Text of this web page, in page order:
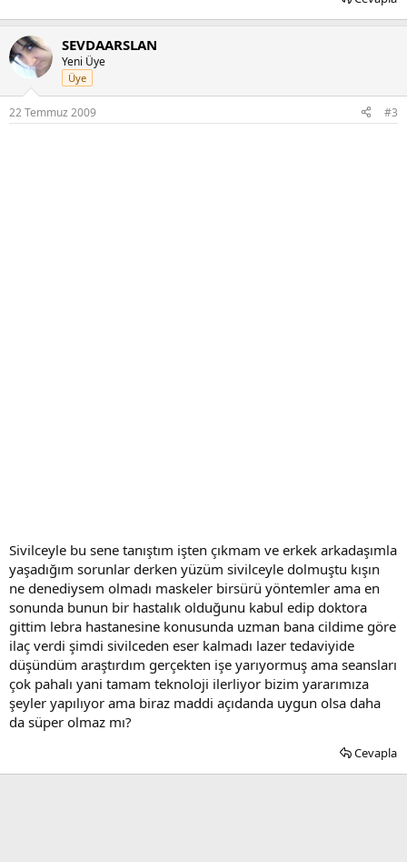
SEVDAARSLAN
Yeni Üye
Üye
22 Temmuz 2009 #3
Sivilceyle bu sene tanıştım işten çıkmam ve erkek arkadaşımla
yaşadığım sorunlar derken yüzüm sivilceyle dolmuştu kışın
ne denediysem olmadı maskeler birsürü yöntemler ama en
sonunda bunun bir hastalık olduğunu kabul edip doktora
gittim lebra hastanesine konusunda uzman bana cildime göre
ilaç verdi şimdi sivilceden eser kalmadı lazer tedaviyide
düşündüm araştırdım gerçekten işe yarıyormuş ama seansları
çok pahalı yani tamam teknoloji ilerliyor bizim yararımıza
şeyler yapılıyor ama biraz maddi açıdanda uygun olsa daha
da süper olmaz mı?
Cevapla